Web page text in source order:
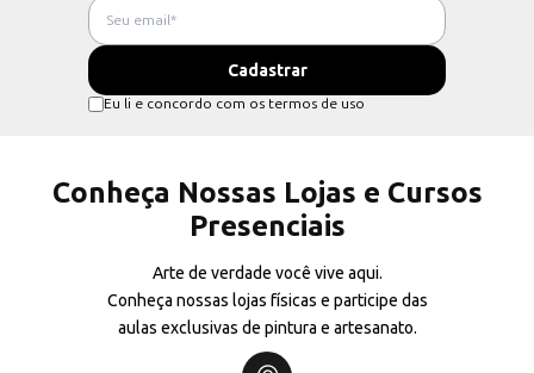
Eu li e concordo com os termos de uso
Conheça Nossas Lojas e Cursos
Presenciais
Arte de verdade você vive aqui.
Conheça nossas lojas físicas e participe das
aulas exclusivas de pintura e artesanato.